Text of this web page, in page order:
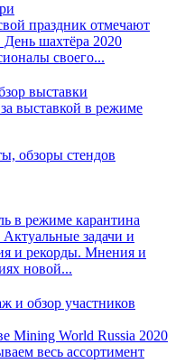
праздник отмечают
шахтёра 2020
своего...
выставки
выставкой в режиме
обзоры стендов
в режиме карантина
задачи и
и рекорды. Мнения и
новой...
и обзор участников
Mining World Russia 2020
весь ассортимент